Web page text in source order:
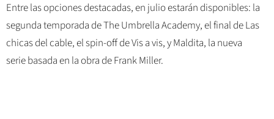
Entre las opciones destacadas, en julio estarán disponibles: la
segunda temporada de The Umbrella Academy, el final de Las
chicas del cable, el spin-off de Vis a vis, y Maldita, la nueva
serie basada en la obra de Frank Miller.